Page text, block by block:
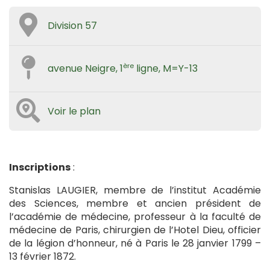
Division 57
avenue Neigre, 1ère ligne, M=Y-13
Voir le plan
Inscriptions:
Stanislas LAUGIER, membre de l’institut Académie
des Sciences, membre et ancien président de
l’académie de médecine, professeur à la faculté de
médecine de Paris, chirurgien de l’Hotel Dieu, officier
de la légion d’honneur, né à Paris le 28 janvier 1799 –
13 février 1872.